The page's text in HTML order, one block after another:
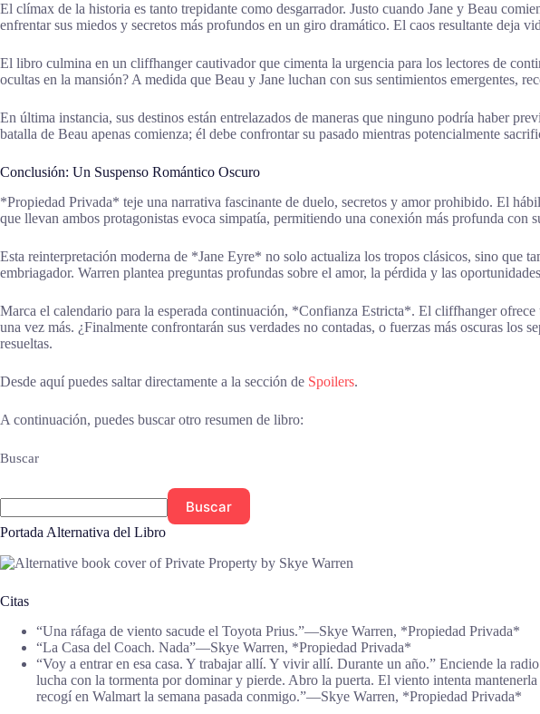
El clímax de la historia es tanto trepidante como desgarrador. Justo cuando Jane y Beau
enfrentar sus miedos y secretos más profundos en un giro dramático. El caos resultante deja
El libro culmina en un cliffhanger cautivador que cimenta la urgencia para los lectores de
ocultas en la mansión? A medida que Beau y Jane luchan con sus sentimientos emergentes,
En última instancia, sus destinos están entrelazados de maneras que ninguno podría haber
batalla de Beau apenas comienza; él debe confrontar su pasado mientras potencialmente
Conclusión: Un Suspenso Romántico Oscuro
*Propiedad Privada* teje una narrativa fascinante de duelo, secretos y amor prohibido. El
que llevan ambos protagonistas evoca simpatía, permitiendo una conexión más profunda con
Esta reinterpretación moderna de *Jane Eyre* no solo actualiza los tropos clásicos, sino que
embriagador. Warren plantea preguntas profundas sobre el amor, la pérdida y las
Marca el calendario para la esperada continuación, *Confianza Estricta*. El cliffhanger
una vez más. ¿Finalmente confrontarán sus verdades no contadas, o fuerzas más oscuras los
resueltas.
Desde aquí puedes saltar directamente a la sección de Spoilers.
A continuación, puedes buscar otro resumen de libro:
Buscar
Buscar
Portada Alternativa del Libro
Citas
“Una ráfaga de viento sacude el Toyota Prius.”―Skye Warren, *Propiedad Privada*
“La Casa del Coach. Nada”―Skye Warren, *Propiedad Privada*
“Voy a entrar en esa casa. Y trabajar allí. Y vivir allí. Durante un año.” Enciende la
lucha con la tormenta por dominar y pierde. Abro la puerta. El viento intenta
recogí en Walmart la semana pasada conmigo.”―Skye Warren, *Propiedad Privada*